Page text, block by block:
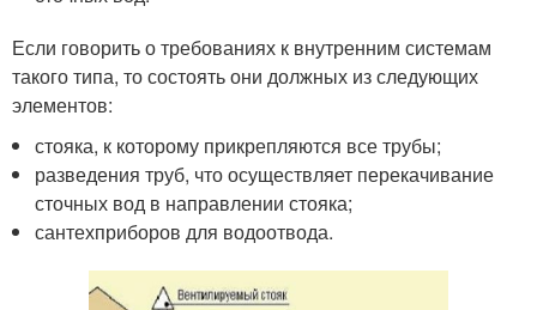
Если говорить о требованиях к внутренним системам
такого типа, то состоять они должных из следующих
элементов:
стояка, к которому прикрепляются все трубы;
разведения труб, что осуществляет перекачивание
сточных вод в направлении стояка;
сантехприборов для водоотвода.